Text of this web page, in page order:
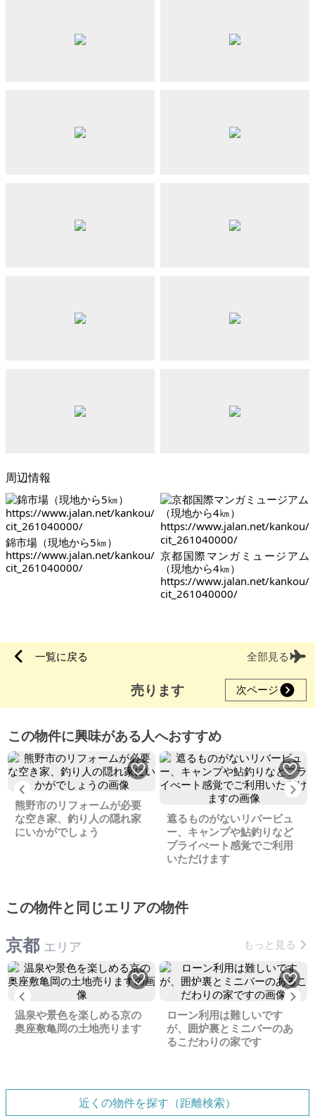
周辺情報
錦市場（現地から5㎞）
https://www.jalan.net/kankou/
cit_261040000/
京都国際マンガミュージアム
（現地から4㎞）
https://www.jalan.net/kankou/
cit_261040000/
一覧に戻る 全部見る
売ります 次ページ
この物件に興味がある人へおすすめ
Previous
熊野市のリフォームが必要
な空き家、釣り人の隠れ家
にいかがでしょう
遮るものがないリバービュ
ー、キャンプや鮎釣りなど
プライべート感覚でご利用
いただけます
この物件と同じエリアの物件
京都 エリア もっと見る
温泉や景色を楽しめる京の
奥座敷亀岡の土地売ります
ローン利用は難しいです
が、囲炉裏とミニバーのあ
るこだわりの家です
近くの物件を探す（距離検索）